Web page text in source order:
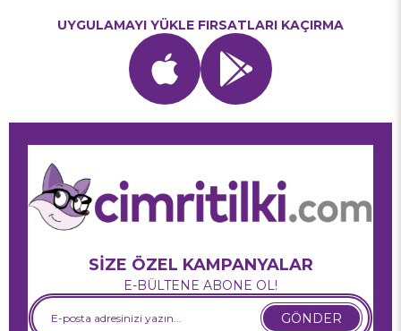
UYGULAMAYI YÜKLE FIRSATLARI KAÇIRMA
SİZE ÖZEL KAMPANYALAR
E-BÜLTENE ABONE OL!
GÖNDER